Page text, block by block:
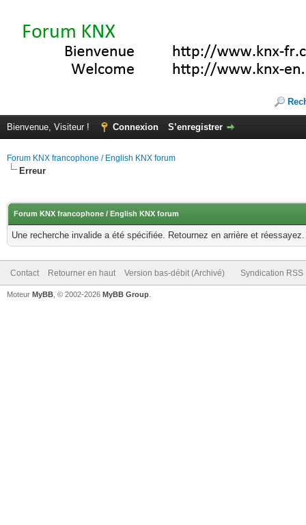
Bienvenue, Visiteur ! Connexion S’enregistrer
Forum KNX francophone / English KNX forum
Erreur
Forum KNX francophone / English KNX forum
Une recherche invalide a été spécifiée. Retournez en arrière et réessayez.
Contact Retourner en haut Version bas-débit (Archivé) Syndication RSS
Moteur MyBB , © 2002-2026 MyBB Group